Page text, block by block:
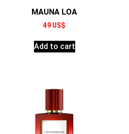
MAUNA LOA
49 US$
Add to cart